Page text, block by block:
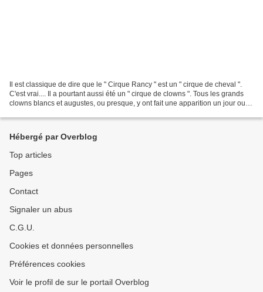
Il est classique de dire que le " Cirque Rancy " est un " cirque de cheval ".
C'est vrai.... Il a pourtant aussi été un " cirque de clowns ". Tous les grands
clowns blancs et augustes, ou presque, y ont fait une apparition un jour ou
Hébergé par Overblog
Top articles
Pages
Contact
Signaler un abus
C.G.U.
Cookies et données personnelles
Préférences cookies
Voir le profil de sur le portail Overblog